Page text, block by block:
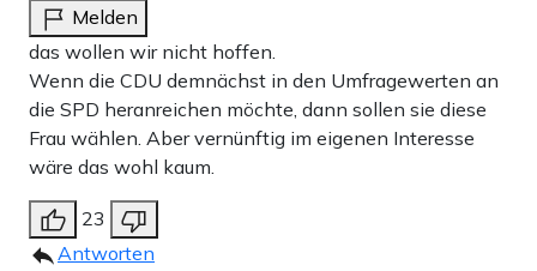
Melden
das wollen wir nicht hoffen.
Wenn die CDU demnächst in den Umfragewerten an
die SPD heranreichen möchte, dann sollen sie diese
Frau wählen. Aber vernünftig im eigenen Interesse
wäre das wohl kaum.
23
Antworten